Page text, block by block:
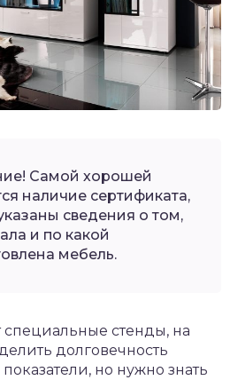
Самой хорошей
наличие сертификата,
сведения о том,
и по какой
мебель.
специальные стенды, на
долговечность
но нужно знать